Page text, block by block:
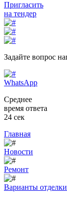
Пригласить
на тендер
Задайте вопрос
WhatsApp
Среднее
время ответа
24 сек
Главная
Новости
Ремонт
Варианты